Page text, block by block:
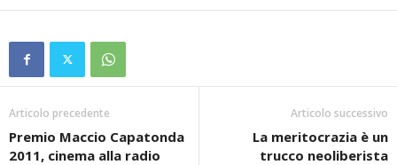
Articolo precedente
Premio Maccio Capatonda
2011, cinema alla radio
Articolo successivo
La meritocrazia è un
trucco neoliberista